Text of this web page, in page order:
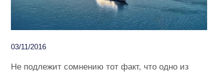
03/11/2016
Не подлежит сомнению тот факт, что одно из